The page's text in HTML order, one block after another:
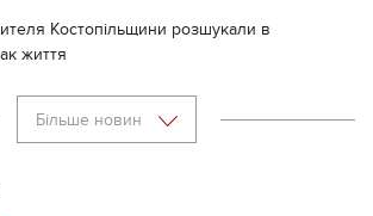
Костопільщини розшукали в
життя
Більше новин